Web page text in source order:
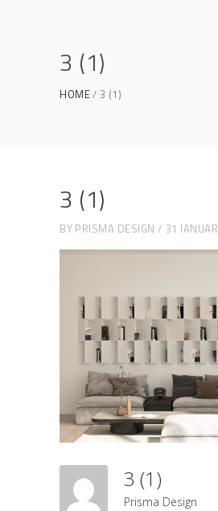
3 (1)
HOME 3 (1)
3 (1)
BY PRISMA DESIGN 31
3 (1)
Prisma Design